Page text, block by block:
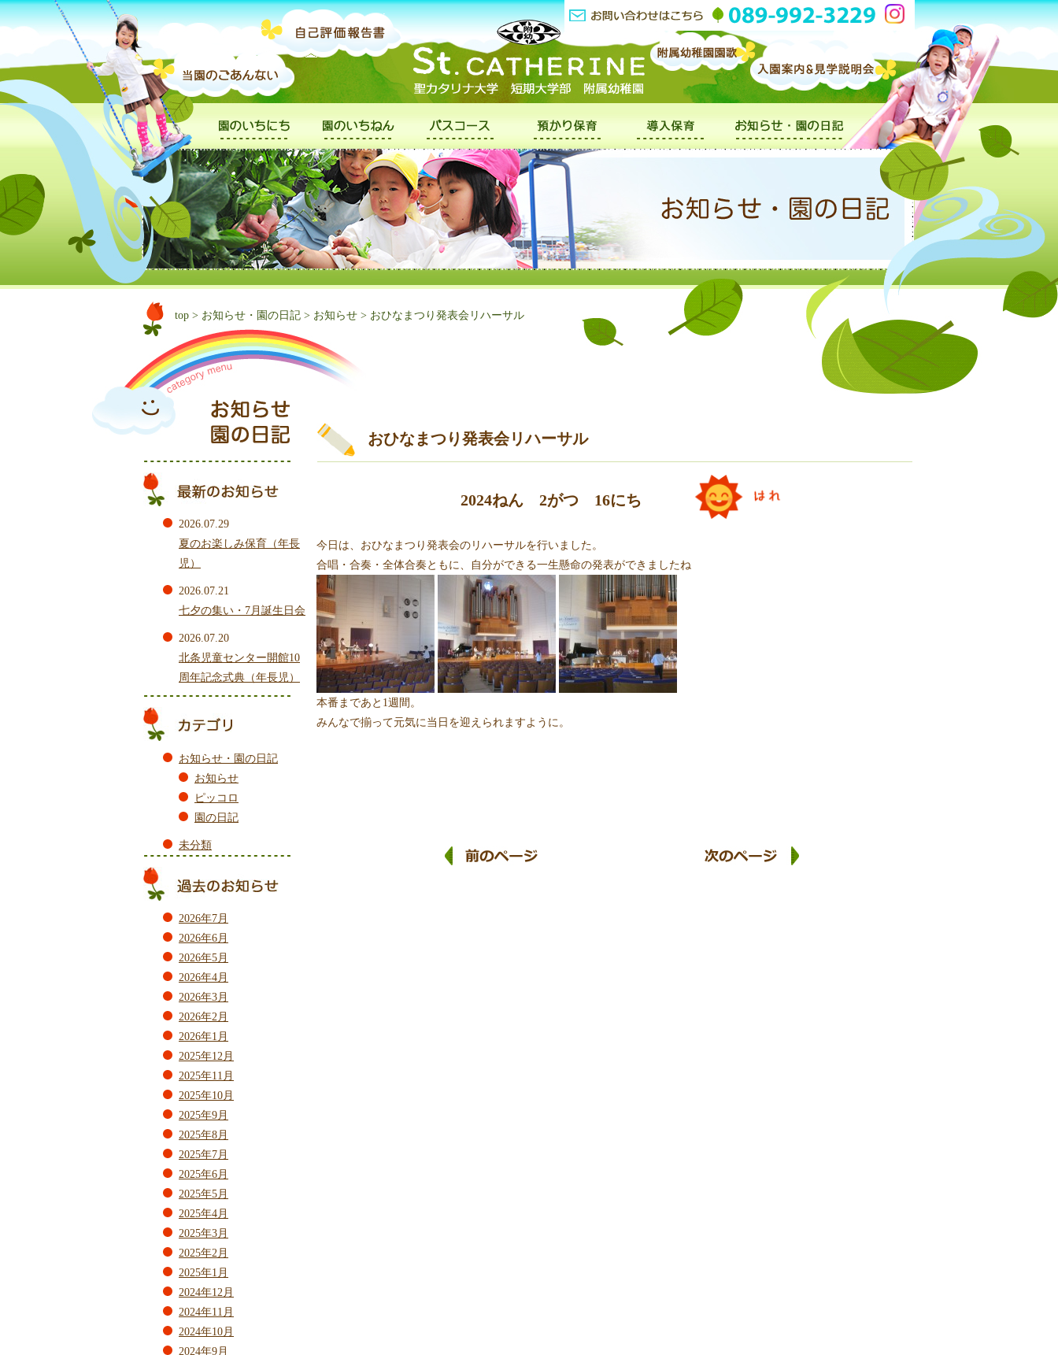
top > お知らせ・園の日記 > お知らせ > おひなまつり発表会リハーサル
2026.07.29
夏のお楽しみ保育（年長
児）
2026.07.21
七夕の集い・7月誕生日会
2026.07.20
北条児童センター開館10
周年記念式典（年長児）
お知らせ・園の日記
お知らせ
ピッコロ
園の日記
未分類
2026年7月
2026年6月
2026年5月
2026年4月
2026年3月
2026年2月
2026年1月
2025年12月
2025年11月
2025年10月
2025年9月
2025年8月
2025年7月
2025年6月
2025年5月
2025年4月
2025年3月
2025年2月
2025年1月
2024年12月
2024年11月
2024年10月
2024年9月
おひなまつり発表会リハーサル
2024ねん 2がつ 16にち
今日は、おひなまつり発表会のリハーサルを行いました。
合唱・合奏・全体合奏ともに、自分ができる一生懸命の発表ができましたね
本番まであと1週間。
みんなで揃って元気に当日を迎えられますように。